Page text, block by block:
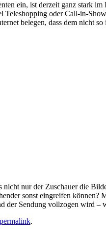
ein, ist derzeit ganz stark
Teleshopping oder Call-in-
belegen, dass dem nicht
nicht nur der Zuschauer die
sonst eingreifen
der Sendung vollzogen wird
permalink.